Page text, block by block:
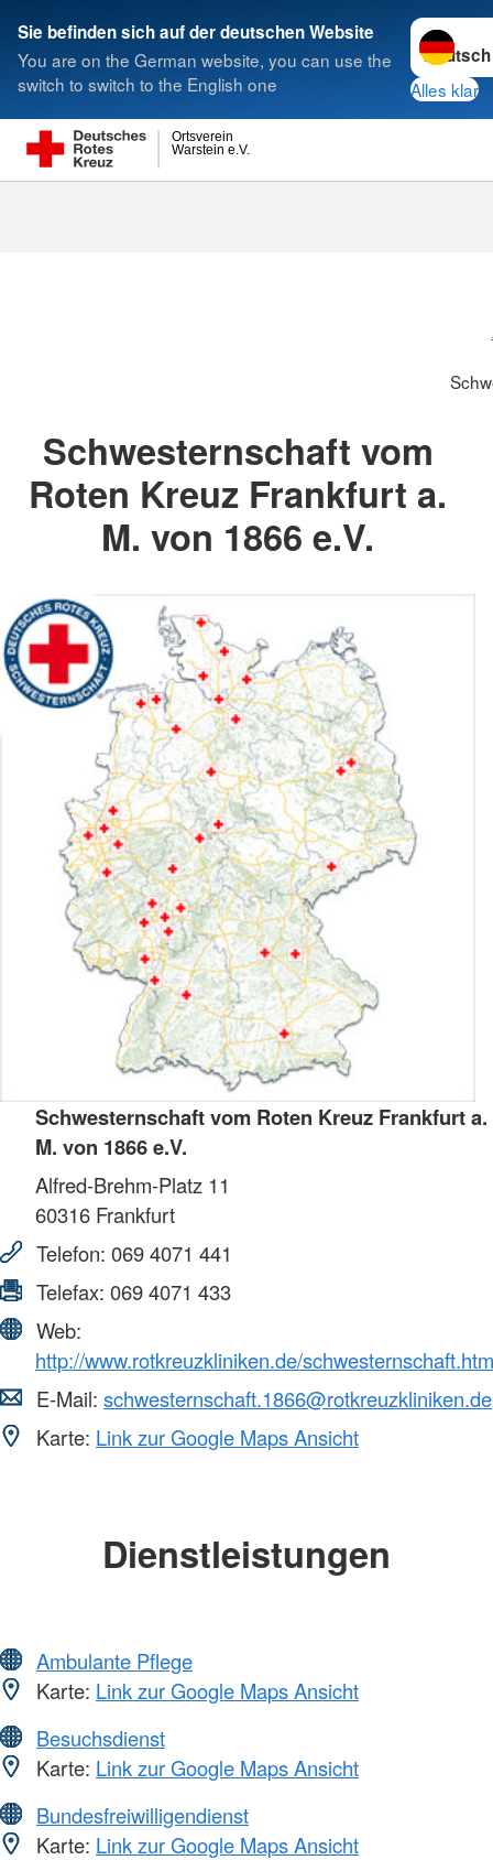
Sie befinden sich auf der deutschen Website
You are on the German website, you can use the
switch to switch to the English one
Sprache
Alles klar
Warstein e.V.
Ortsverein
Suche
Schwesternschaft vom
Roten Kreuz Frankfurt a.
M. von 1866 e.V.
Schwesternschaft vom Roten Kreuz Frankfurt a.
M. von 1866 e.V.
Alfred-Brehm-Platz 11
60316 Frankfurt
Telefon: 069 4071 441
Telefax: 069 4071 433
Web:
http://www.rotkreuzkliniken.de/
E-Mail: schwesternschaft.1866@rotkreuzkliniken.de
Karte: Link zur Google Maps Ansicht
Dienstleistungen
Ambulante Pflege
Karte: Link zur Google Maps Ansicht
Besuchsdienst
Karte: Link zur Google Maps Ansicht
Bundesfreiwilligendienst
Karte: Link zur Google Maps Ansicht